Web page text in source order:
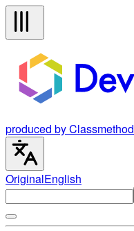
produced by Classmethod
OriginalEnglish